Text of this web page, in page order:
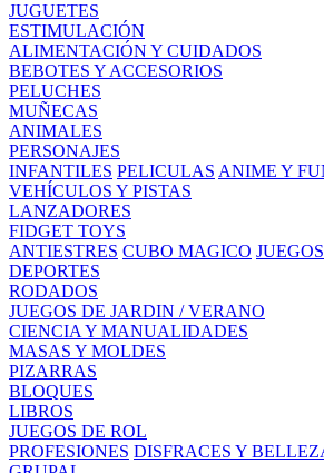
JUGUETES
ESTIMULACIÓN
ALIMENTACIÓN Y CUIDADOS
BEBOTES Y ACCESORIOS
PELUCHES
MUÑECAS
ANIMALES
PERSONAJES
INFANTILES PELICULAS ANIME Y
VEHÍCULOS Y PISTAS
LANZADORES
FIDGET TOYS
ANTIESTRES CUBO MAGICO JUEGOS
DEPORTES
RODADOS
JUEGOS DE JARDIN / VERANO
CIENCIA Y MANUALIDADES
MASAS Y MOLDES
PIZARRAS
BLOQUES
LIBROS
JUEGOS DE ROL
PROFESIONES DISFRACES Y